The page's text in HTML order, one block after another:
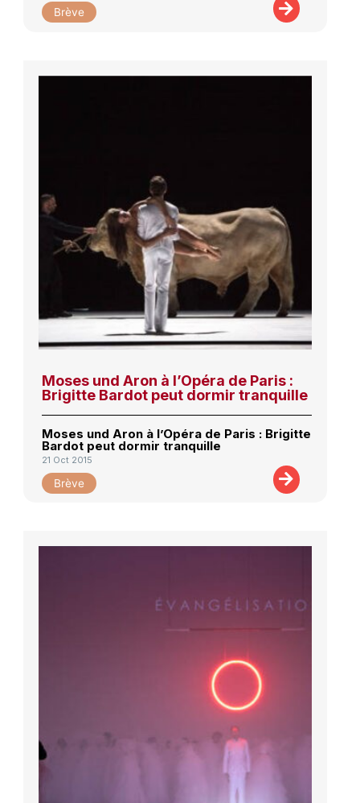
Brève
Moses und Aron à l’Opéra de Paris :
Brigitte Bardot peut dormir tranquille
Moses und Aron à l’Opéra de Paris : Brigitte
Bardot peut dormir tranquille
21 Oct 2015
Brève